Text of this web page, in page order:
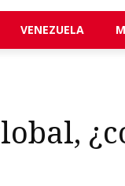
VENEZUELA